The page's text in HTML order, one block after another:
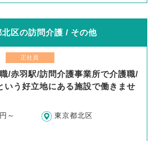
北区の訪問介護 / その他
正社員
/赤羽駅/訪問介護事業所で介護職/
いう好立地にある施設で働きませ
～
東京都北区